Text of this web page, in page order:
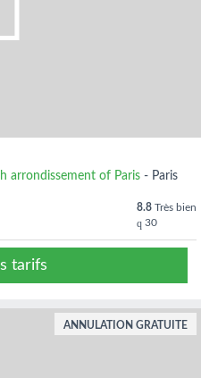
arrondissement of Paris - Paris
8.8 Très bien
30
tarifs
ANNULATION GRATUITE